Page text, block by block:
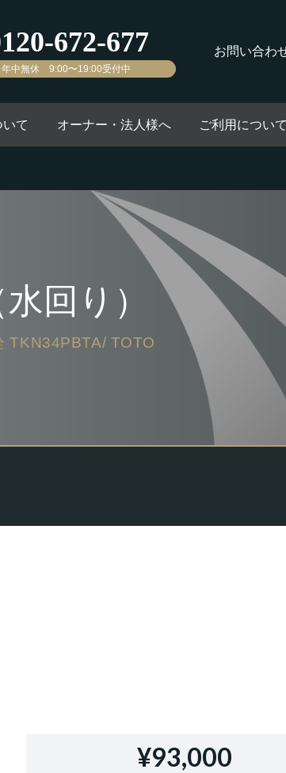
年中無休 9:00〜19:00受付中
お問い合わ
て オーナー・法人様へ ご利用について
回り）
TKN34PBTA/ TOTO
¥93,000